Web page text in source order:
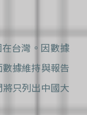
台灣。因數據
據維持與報告
只列出中國大